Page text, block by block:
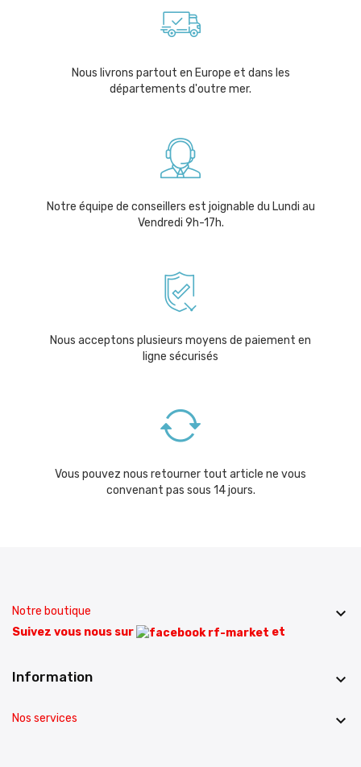
Nous livrons partout en Europe et dans les
départements d'outre mer.
Notre équipe de conseillers est joignable du Lundi au
Vendredi 9h-17h.
Nous acceptons plusieurs moyens de paiement en
ligne sécurisés
Vous pouvez nous retourner tout article ne vous
convenant pas sous 14 jours.
Notre boutique 
Suivez vous nous sur et
Information 
Nos services 